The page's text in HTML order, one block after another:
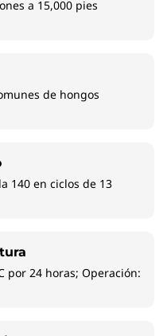
No creerás que
a 15,000 pies
de hongos
140 en ciclos de 13
por 24 horas; Operación: